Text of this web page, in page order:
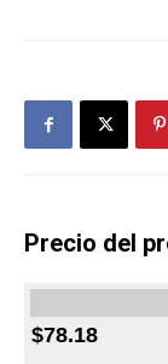
Precio del
$78.18